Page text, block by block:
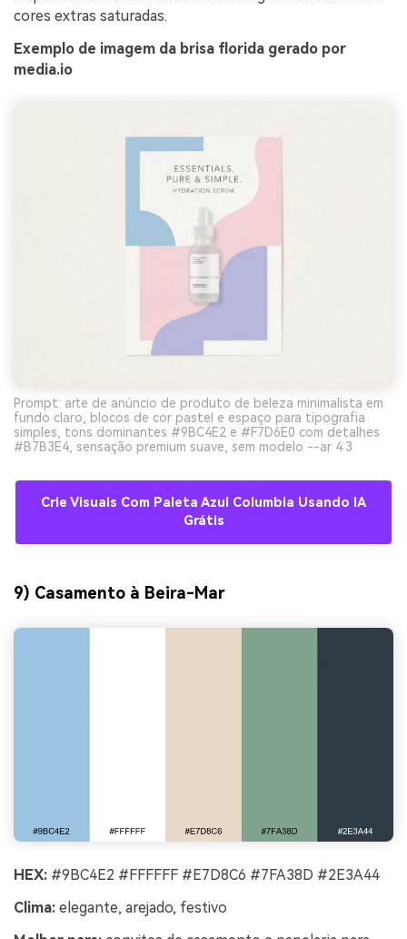
cores extras saturadas.
Exemplo de imagem da brisa florida gerado por
media.io
Prompt: arte de anúncio de produto de beleza minimalista em
fundo claro, blocos de cor pastel e espaço para tipografia
simples, tons dominantes #9BC4E2 e #F7D6E0 com detalhes
#B7B3E4, sensação premium suave, sem modelo --ar 4:3
Crie Visuais Com Paleta Azul Columbia Usando IA
Grátis
9) Casamento à Beira-Mar
HEX: #9BC4E2 #FFFFFF #E7D8C6 #7FA38D #2E3A44
Clima: elegante, arejado, festivo